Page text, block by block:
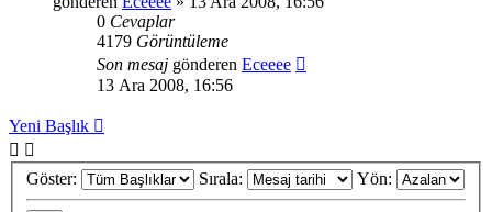
0 Cevaplar
4179 Görüntüleme
Son mesaj gönderen Eceeee
13 Ara 2008, 16:56
Yeni Başlık
Göster: Sırala: Yön: